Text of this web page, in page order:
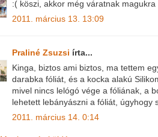
:( köszi, akkor még váratnak magukra
2011. március 13. 13:09
Praliné Zsuzsi írta...
Kinga, biztos ami biztos, ma tettem
darabka fóliát, és a kocka alakú
mivel nincs lelógó vége a fóliának, a
lehetett lebányászni a fóliát, úgyhogy
2011. március 14. 0:14